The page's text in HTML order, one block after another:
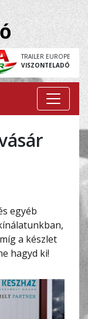
TRAILER EUROPE
VISZONTELADÓ
egyéb
a készlet
hagyd ki!